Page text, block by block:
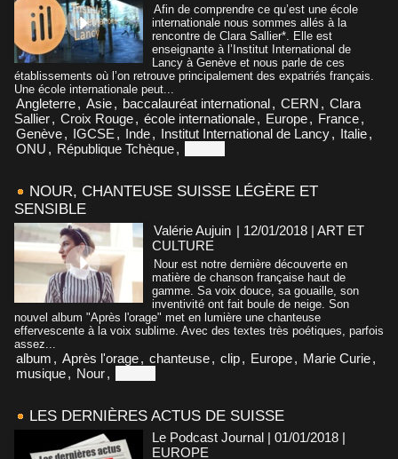
Afin de comprendre ce qu’est une école
internationale nous sommes allés à la
rencontre de Clara Sallier*. Elle est
enseignante à l’Institut International de
Lancy à Genève et nous parle de ces
établissements où l’on retrouve principalement des expatriés français.
Une école internationale peut...
Angleterre, Asie, baccalauréat international, CERN , Clara
Sallier, Croix Rouge, école internationale, Europe, France,
Genève, IGCSE , Inde, Institut International de Lancy, Italie,
ONU , République Tchèque,
NOUR, CHANTEUSE SUISSE LÉGÈRE ET
SENSIBLE
Valérie Aujuin | 12/01/2018 | ART ET
CULTURE
Nour est notre dernière découverte en
matière de chanson française haut de
gamme. Sa voix douce, sa gouaille, son
inventivité ont fait boule de neige. Son
nouvel album "Après l'orage" met en lumière une chanteuse
effervescente à la voix sublime. Avec des textes très poétiques, parfois
assez...
album , Après l'orage, chanteuse, clip, Europe, Marie Curie,
musique, Nour,
LES DERNIÈRES ACTUS DE SUISSE
Le Podcast Journal | 01/01/2018 |
EUROPE